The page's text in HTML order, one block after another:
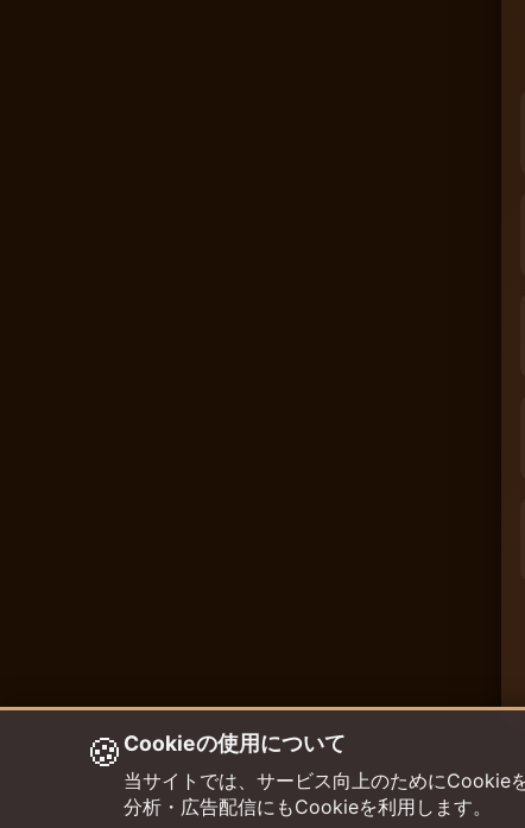
🍪 Cookieの使用について
当サイトでは、サービス向上のために
分析・広告配信にもCookieを利用します。